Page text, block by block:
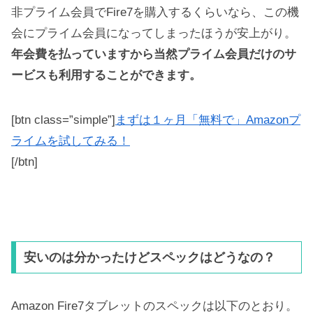
非プライム会員でFire7を購入するくらいなら、この機
会にプライム会員になってしまったほうが安上がり。
年会費を払っていますから当然プライム会員だけのサ
ービスも利用することができます。
[btn class=”simple”] まずは１ヶ月「無料で」Amazonプ
ライムを試してみる！
[/btn]
安いのは分かったけどスペックはどうなの？
Amazon Fire7タブレットのスペックは以下のとおり。